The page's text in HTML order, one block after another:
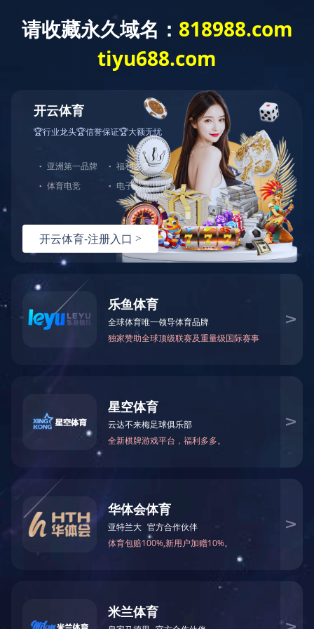
首页 企业概况 业绩实力 新闻
当前位置：首页>> 新闻中心>> 专栏>> 安全生产月专栏
工程公司顺利召开2022年6月份暨第二季度安全生产列会
2022年全国“安全生产月”安全警句60条
遵守安全生产法当好第一责任人
友情链接： 政府类网站链接 集团网站链接